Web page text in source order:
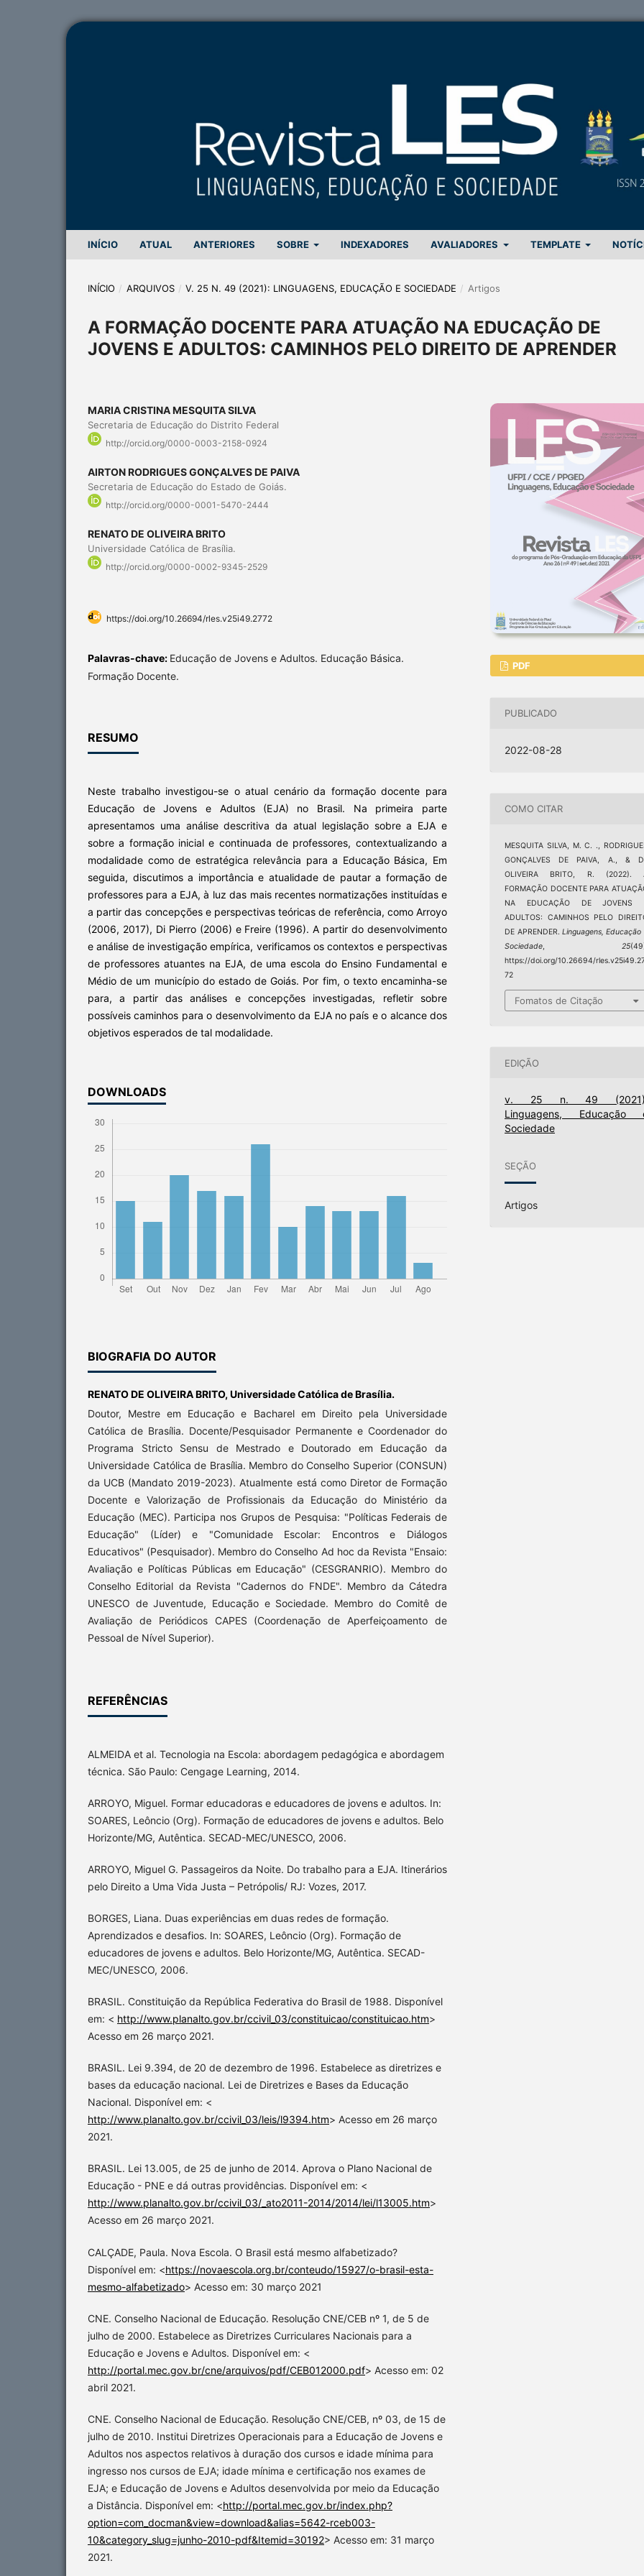
INÍCIO ATUAL ANTERIORES SOBRE INDEXADORES AVALIADORES TEMPLATE
INÍCIO / ARQUIVOS / V. 25 N. 49 (2021): LINGUAGENS, EDUCAÇÃO E SOCIEDADE / Artigos
A FORMAÇÃO DOCENTE PARA ATUAÇÃO NA EDUCAÇÃO DE
JOVENS E ADULTOS: CAMINHOS PELO DIREITO DE APRENDER
MARIA CRISTINA MESQUITA SILVA
Secretaria de Educação do Distrito Federal
http://orcid.org/0000-0003-2158-0924
AIRTON RODRIGUES GONÇALVES DE PAIVA
Secretaria de Educação do Estado de Goiás.
http://orcid.org/0000-0001-5470-2444
RENATO DE OLIVEIRA BRITO
Universidade Católica de Brasília.
http://orcid.org/0000-0002-9345-2529
https://doi.org/10.26694/rles.v25i49.2772
Palavras-chave: Educação de Jovens e Adultos. Educação Básica.
Formação Docente.
RESUMO
Neste trabalho investigou-se o atual cenário da formação docente para
Educação de Jovens e Adultos (EJA) no Brasil. Na primeira parte
apresentamos uma análise descritiva da atual legislação sobre a EJA e
sobre a formação inicial e continuada de professores, contextualizando a
modalidade como de estratégica relevância para a Educação Básica, Em
seguida, discutimos a importância e atualidade de pautar a formação de
professores para a EJA, à luz das mais recentes normatizações instituídas e
a partir das concepções e perspectivas teóricas de referência, como Arroyo
(2006, 2017), Di Pierro (2006) e Freire (1996). A partir do desenvolvimento
e análise de investigação empírica, verificamos os contextos e perspectivas
de professores atuantes na EJA, de uma escola do Ensino Fundamental e
Médio de um município do estado de Goiás. Por fim, o texto encaminha-se
para, a partir das análises e concepções investigadas, refletir sobre
possíveis caminhos para o desenvolvimento da EJA no país e o alcance dos
objetivos esperados de tal modalidade.
DOWNLOADS
BIOGRAFIA DO AUTOR
RENATO DE OLIVEIRA BRITO, Universidade Católica de Brasília.
Doutor, Mestre em Educação e Bacharel em Direito pela Universidade
Católica de Brasília. Docente/Pesquisador Permanente e Coordenador do
Programa Stricto Sensu de Mestrado e Doutorado em Educação da
Universidade Católica de Brasília. Membro do Conselho Superior (CONSUN)
da UCB (Mandato 2019-2023). Atualmente está como Diretor de Formação
Docente e Valorização de Profissionais da Educação do Ministério da
Educação (MEC). Participa nos Grupos de Pesquisa: "Políticas Federais de
Educação" (Líder) e "Comunidade Escolar: Encontros e Diálogos
Educativos" (Pesquisador). Membro do Conselho Ad hoc da Revista "Ensaio:
Avaliação e Políticas Públicas em Educação" (CESGRANRIO). Membro do
Conselho Editorial da Revista "Cadernos do FNDE". Membro da Cátedra
UNESCO de Juventude, Educação e Sociedade. Membro do Comitê de
Avaliação de Periódicos CAPES (Coordenação de Aperfeiçoamento de
Pessoal de Nível Superior).
REFERÊNCIAS
ALMEIDA et al. Tecnologia na Escola: abordagem pedagógica e abordagem
técnica. São Paulo: Cengage Learning, 2014.
ARROYO, Miguel. Formar educadoras e educadores de jovens e adultos. In:
SOARES, Leôncio (Org). Formação de educadores de jovens e adultos. Belo
Horizonte/MG, Autêntica. SECAD-MEC/UNESCO, 2006.
ARROYO, Miguel G. Passageiros da Noite. Do trabalho para a EJA. Itinerários
pelo Direito a Uma Vida Justa – Petrópolis/ RJ: Vozes, 2017.
BORGES, Liana. Duas experiências em duas redes de formação.
Aprendizados e desafios. In: SOARES, Leôncio (Org). Formação de
educadores de jovens e adultos. Belo Horizonte/MG, Autêntica. SECAD-
MEC/UNESCO, 2006.
BRASIL. Constituição da República Federativa do Brasil de 1988. Disponível
em: < http://www.planalto.gov.br/ccivil_03/constituicao/constituicao.htm>
Acesso em 26 março 2021.
BRASIL. Lei 9.394, de 20 de dezembro de 1996. Estabelece as diretrizes e
bases da educação nacional. Lei de Diretrizes e Bases da Educação
Nacional. Disponível em: <
http://www.planalto.gov.br/ccivil_03/leis/l9394.htm> Acesso em 26 março
2021.
BRASIL. Lei 13.005, de 25 de junho de 2014. Aprova o Plano Nacional de
Educação - PNE e dá outras providências. Disponível em: <
http://www.planalto.gov.br/ccivil_03/_ato2011-2014/2014/lei/l13005.htm>
Acesso em 26 março 2021.
CALÇADE, Paula. Nova Escola. O Brasil está mesmo alfabetizado?
Disponível em: <https://novaescola.org.br/conteudo/15927/o-brasil-esta-
mesmo-alfabetizado> Acesso em: 30 março 2021
CNE. Conselho Nacional de Educação. Resolução CNE/CEB nº 1, de 5 de
julho de 2000. Estabelece as Diretrizes Curriculares Nacionais para a
Educação e Jovens e Adultos. Disponível em: <
http://portal.mec.gov.br/cne/arquivos/pdf/CEB012000.pdf> Acesso em: 02
abril 2021.
CNE. Conselho Nacional de Educação. Resolução CNE/CEB, nº 03, de 15 de
julho de 2010. Institui Diretrizes Operacionais para a Educação de Jovens e
Adultos nos aspectos relativos à duração dos cursos e idade mínima para
ingresso nos cursos de EJA; idade mínima e certificação nos exames de
EJA; e Educação de Jovens e Adultos desenvolvida por meio da Educação
a Distância. Disponível em: <http://portal.mec.gov.br/index.php?
option=com_docman&view=download&alias=5642-rceb003-
10&category_slug=junho-2010-pdf&Itemid=30192> Acesso em: 31 março
2021.
PDF
PUBLICADO
2022-08-28
COMO CITAR
MESQUITA SILVA, M. C. .,
GONÇALVES DE PAIVA, A., &
OLIVEIRA BRITO, R. (2022).
FORMAÇÃO DOCENTE PARA
NA EDUCAÇÃO DE JOVENS
ADULTOS: CAMINHOS PELO
DE APRENDER. Linguagens, Educação
Sociedade, 25
https://doi.org/10.26694/
72
Fomatos de Citação
EDIÇÃO
v. 25 n. 49
Linguagens, Educação
Sociedade
SEÇÃO
Artigos